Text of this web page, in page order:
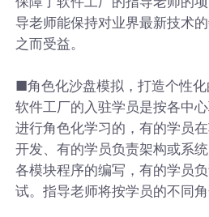
导老师能保持对业界最新技术
之而受益。
■角色化沙盘模拟，打造个性
软件工厂的入驻学员是按各中
进行角色化学习的，有的学员
开发、有的学员负责架构或系
各模块程序的编写，有的学员
试。指导老师将按学员的不同